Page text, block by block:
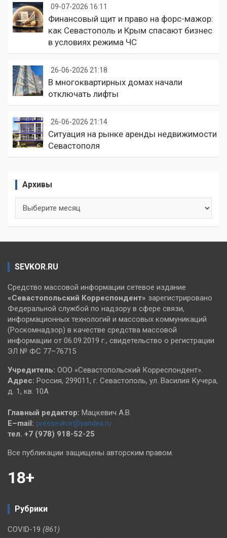
09-07-2026 16:11
Финансовый щит и право на форс-мажор:
как Севастополь и Крым спасают бизнес
в условиях режима ЧС
26-06-2026 21:18
В многоквартирных домах начали
отключать лифты
26-06-2026 21:14
Ситуация на рынке аренды недвижимости
Севастополя
Архивы
SEVKOR.RU
Средство массовой информации сетевое издание
«Севастопольский Корреспондент» зарегистрировано
Федеральной службой по надзору в сфере связи,
информационных технологий и массовых коммуникаций
(Роскомнадзор) в качестве средства массовой
информации от 06.09.2019 г., свидетельство о регистрации
ЭЛ № ФС 77–76715
Учредитель: ООО «Севастопольский Корреспондент».
Адрес: Россия, 299011, г. Севастополь, ул. Василия Кучера,
д. 1, кв. 10А
Главный редактор: Мацкевич А.В.
E–mail: pressevkor@yandex.ru
тел. +7 (978) 918-52-25
Все публикации защищены авторским правом.
18+
Рубрики
COVID-19 (861)